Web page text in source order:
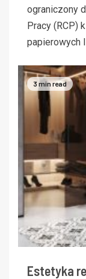
ograniczony
Pracy (RCP)
papierowych
3 min read
Estetyka